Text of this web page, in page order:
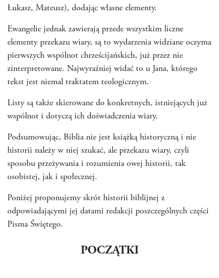
Łukasz, Mateusz), dodając własne elementy.
Ewangelie jednak zawierają przede wszystkim liczne
elementy przekazu wiary, są to wydarzenia widziane oczyma
pierwszych wspólnot chrześcijańskich, już przez nie
zinterpretowane. Najwyraźniej widać to u Jana, którego
tekst jest niemal traktatem teologicznym.
Listy są także skierowane do konkretnych, istniejących już
wspólnot i dotyczą ich doświadczenia wiary.
Podsumowując, Biblia nie jest książką historyczną i nie
historii należy w niej szukać, ale przekazu wiary, czyli
sposobu przeżywania i rozumienia owej historii, tak
osobistej, jak i społecznej.
Poniżej proponujemy skrót historii biblijnej z
odpowiadającymi jej datami redakcji poszczególnych części
Pisma Świętego.
POCZĄTKI